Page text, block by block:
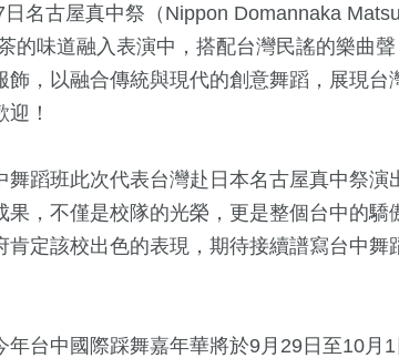
名古屋真中祭（Nippon Domannaka
的味道融入表演中，搭配台灣民謠的樂曲
，以融合傳統與現代的創意舞蹈，展現台
！
蹈班此次代表台灣赴日本名古屋真中祭演
，不僅是校隊的光榮，更是整個台中的驕
定該校出色的表現，期待接續譜寫台中舞
台中國際踩舞嘉年華將於9月29日至10月
生活 熱門 旅